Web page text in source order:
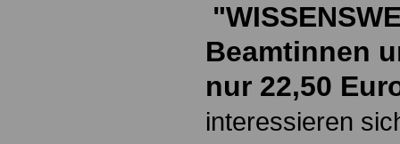
Beamtinnen
nur 22,50
interessieren